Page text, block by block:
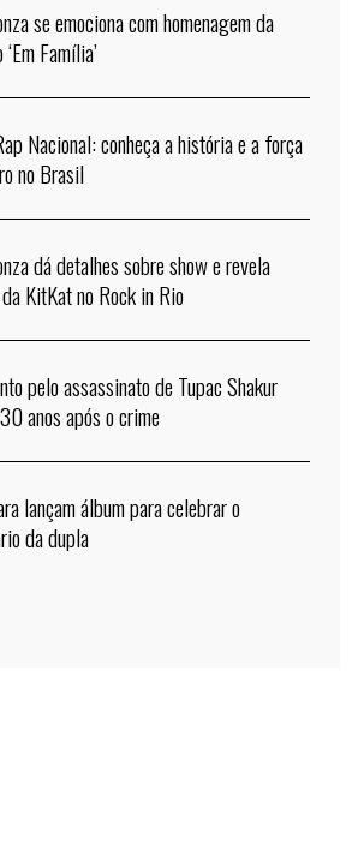
se emociona com homenagem da
Família’
Nacional: conheça a história e a força
no Brasil
dá detalhes sobre show e revela
KitKat no Rock in Rio
pelo assassinato de Tupac Shakur
anos após o crime
lançam álbum para celebrar o
da dupla